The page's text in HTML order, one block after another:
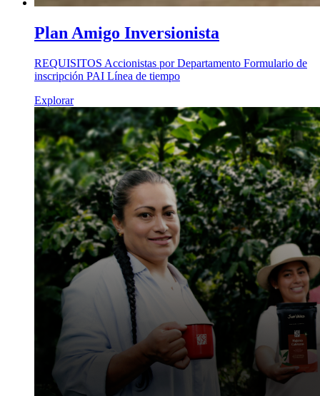
Plan Amigo Inversionista
REQUISITOS Accionistas por Departamento Formulario de
inscripción PAI Línea de tiempo
Explorar